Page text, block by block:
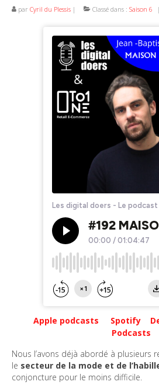
Revue de presse
par Cyril du Plessis | Classé dans : Saison 6 |
Apple podcasts Spotify
Podcasts
Nous l’avons déjà abordé à plusieurs
le secteur de la mode et de
conjoncture pour le moins difficile.